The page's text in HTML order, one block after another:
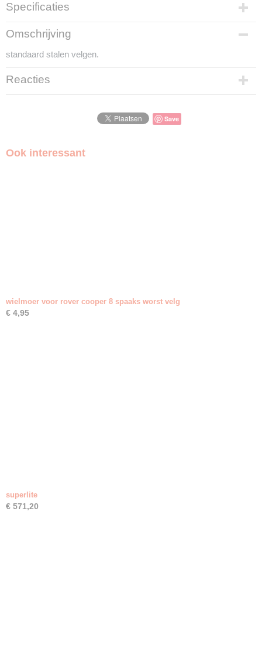
Specificaties
Productcode
cmo113087
EAN code
Omschrijving
standaard stalen velgen.
Reacties
Save
Ook interessant
wielmoer voor rover cooper 8 spaaks worst velg
€ 4,95
superlite
€ 571,20